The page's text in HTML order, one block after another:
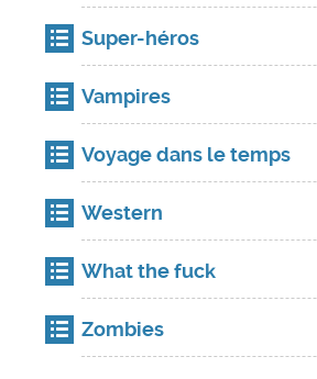
Super-héros
Vampires
Voyage dans le temps
Western
What the fuck
Zombies